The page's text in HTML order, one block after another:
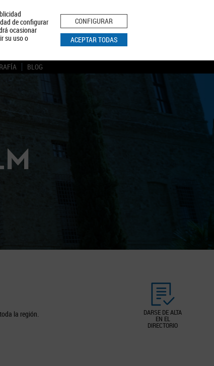
de configurar
ocasionar
su uso o
CONFIGURAR
ACEPTAR TODAS
Privacidad Aviso Legal Política de Cookies
BUSCAR
BLOG
DARSE DE ALTA
EN EL
DIRECTORIO
la región.